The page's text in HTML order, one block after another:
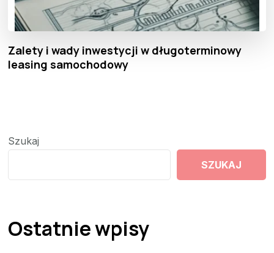
Zalety i wady inwestycji w długoterminowy
leasing samochodowy
Szukaj
SZUKAJ
Ostatnie wpisy